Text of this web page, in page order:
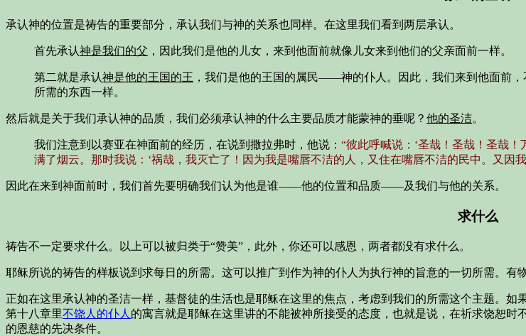
承认神的位置是祷告的重要部分，承认我们与神的关系也同样。在这里我们看到两层承认。
首先承认神是我们的父 ，因此我们是他的儿女，来到他面前就像儿女来到他们的父亲面前一样。
第二就是承认神是他的王国的王 ，我们是他的王国的属民——神的仆人。因此，我们来到他面前
所需的东西一样。
然后就是关于我们承认神的品质，我们必须承认神的什么主要品质才能蒙神的垂呢？ 他的圣洁。
我们注意到以赛亚在神面前的经历，在说到撒拉弗时，他说： “彼此呼喊说：‘圣哉！圣哉！圣哉
满了烟云。那时我说：‘祸哉，我灭亡了！因为我是嘴唇不洁的人，又住在嘴唇不洁的民中。又因
因此在来到神面前时，我们首先要明确我们认为他是谁——他的位置和品质——及我们与他的关系。
求什么
祷告不一定要求什么。以上可以被归类于“赞美”，此外，你还可以感恩，两者都没有求什么。
耶稣所说的祷告的样板说到求每日的所需。这可以推广到作为神的仆人为执行神的旨意的一切所需。有
正如在这里承认神的圣洁一样，基督徒的生活也是耶稣在这里的焦点，考虑到我们的所需这个主题。
第十八章里不饶人的仆人 的寓言就是耶稣在这里讲的不能被神所接受的态度，也就是说，在祈求饶恕
的恩慈的先决条件。